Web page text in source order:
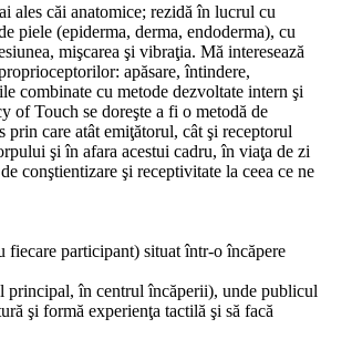
ales căi anatomice; rezidă în lucrul cu
piele (epiderma, derma, endoderma), cu
mişcarea şi vibraţia. Mă interesează
apăsare, întindere,
combinate cu metode dezvoltate intern şi
of Touch se doreşte a fi o metodă de
care atât emiţătorul, cât şi receptorul
şi în afara acestui cadru, în viaţa de zi
conştientizare şi receptivitate la ceea ce ne
fiecare participant) situat într-o încăpere
principal, în centrul încăperii), unde publicul
şi formă experienţa tactilă şi să facă